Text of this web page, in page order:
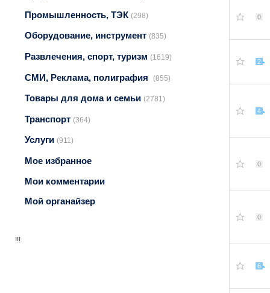
Промышленность, ТЭК (298)
Оборудование, инструмент (835)
Развлечения, спорт, туризм (1619)
СМИ, Реклама, полиграфия (855)
Товары для дома и семьи (2781)
Транспорт (364)
Услуги (911)
Мое избранное
Мои комментарии
Мой органайзер
!!!
0
2
4
0
0
6